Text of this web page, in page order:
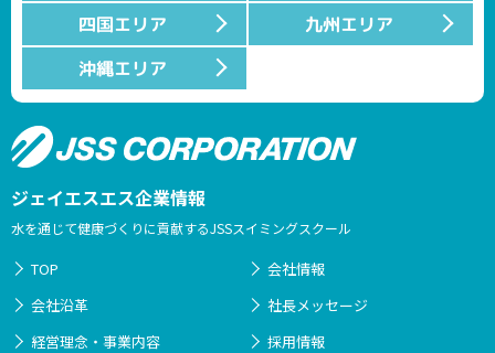
四国エリア
九州エリア
沖縄エリア
ジェイエスエス企業情報
水を通じて健康づくりに貢献するJSSスイミングスクール
TOP
会社情報
会社沿革
社長メッセージ
経営理念・事業内容
採用情報